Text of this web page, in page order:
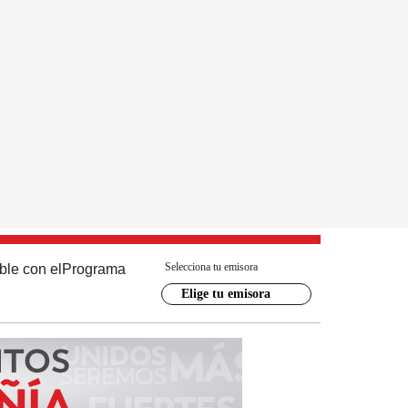
con el Programa Selecciona tu emisora
Elige tu emisora